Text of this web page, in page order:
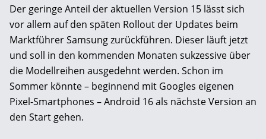
Der geringe Anteil der aktuellen Version 15 lässt sich
vor allem auf den späten Rollout der Updates beim
Marktführer Samsung zurückführen. Dieser läuft jetzt
und soll in den kommenden Monaten sukzessive über
die Modellreihen ausgedehnt werden. Schon im
Sommer könnte – beginnend mit Googles eigenen
Pixel-Smartphones – Android 16 als nächste Version an
den Start gehen.